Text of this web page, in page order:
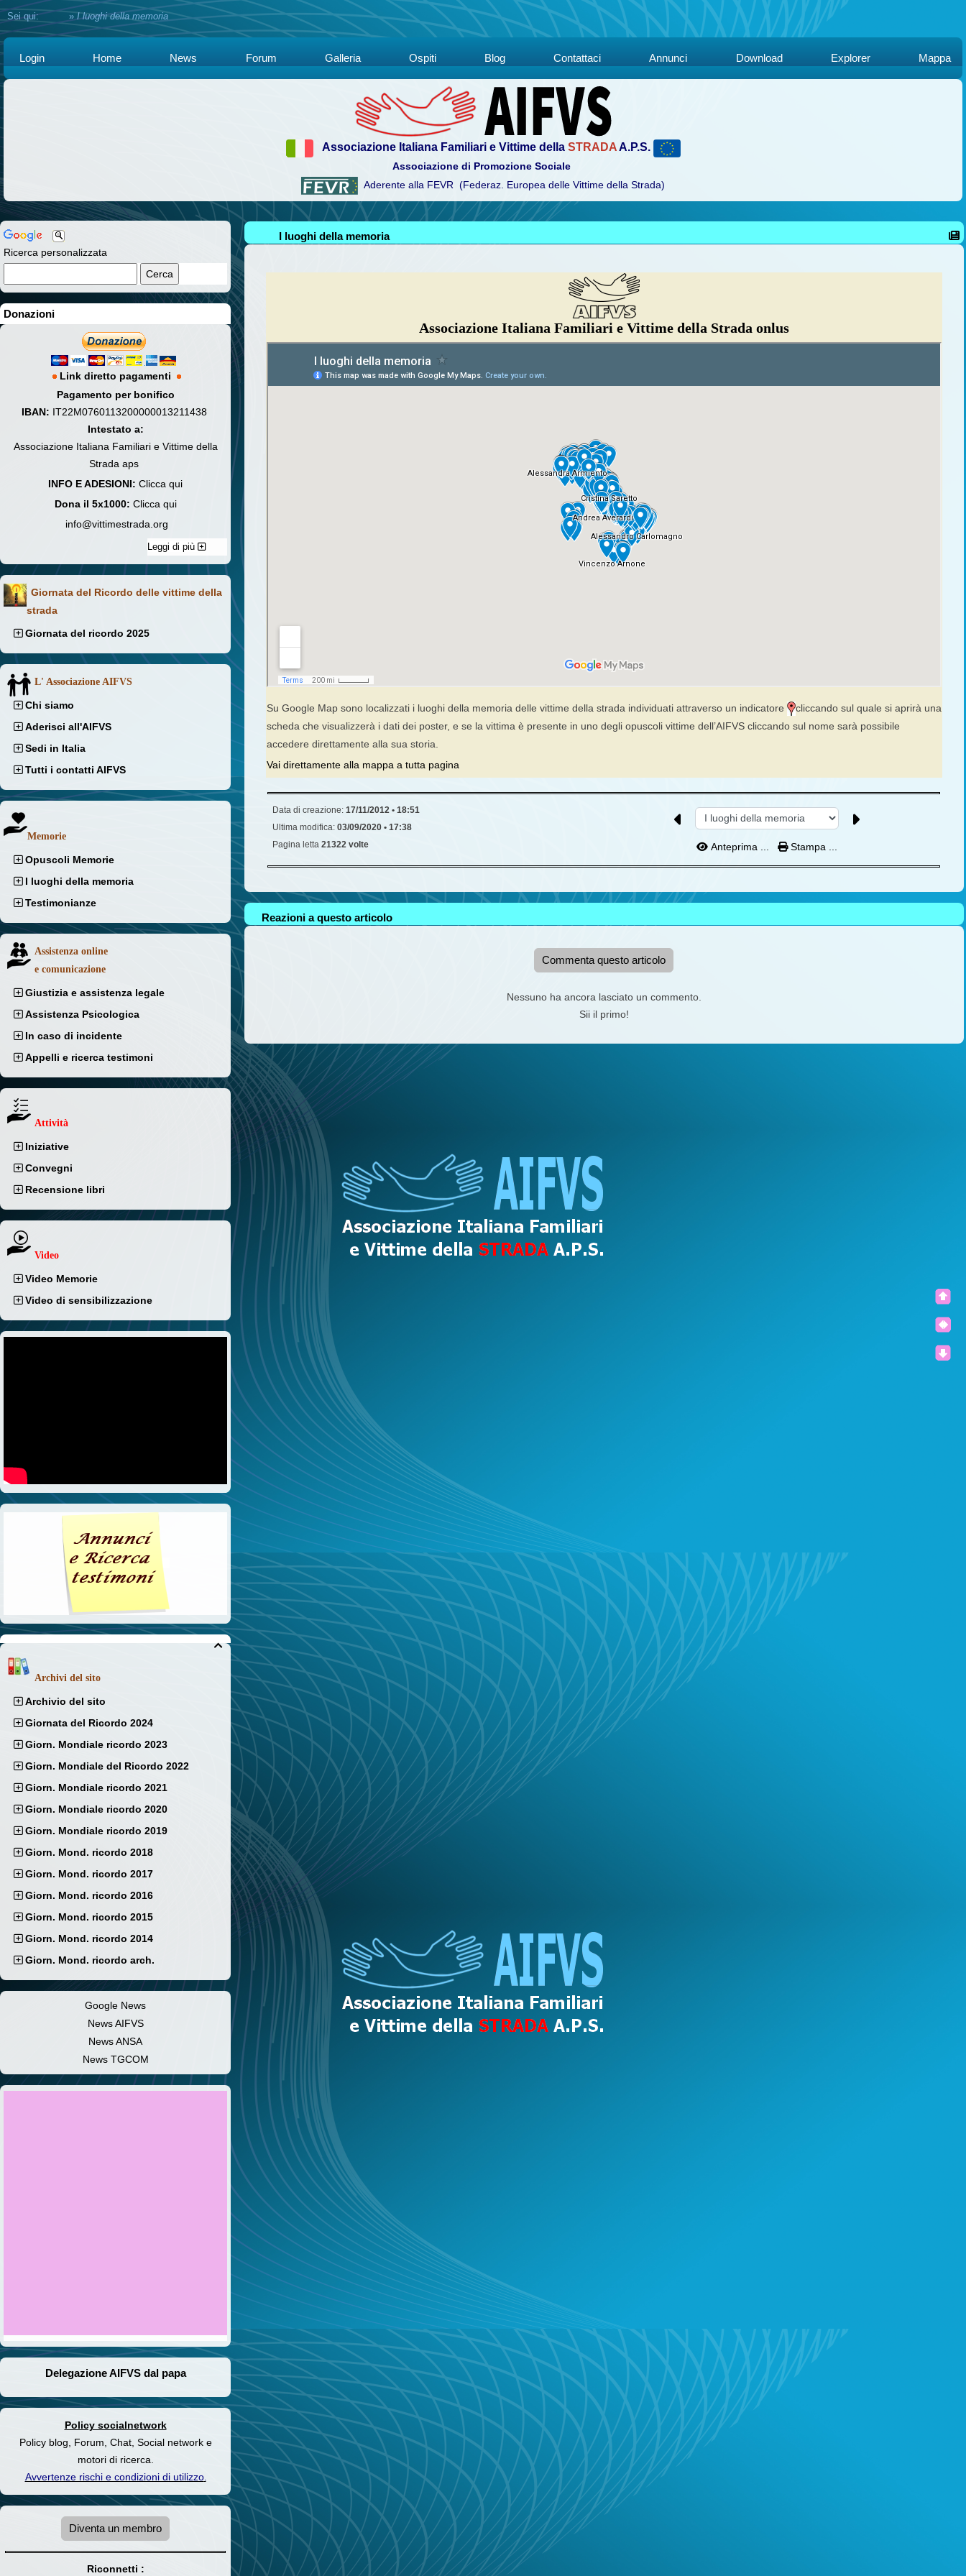
Sei qui:Home »I luoghi della memoria
Login Home News Forum Galleria Ospiti Blog Contattaci Annunci Download Explorer Mappa
Associazione Italiana Familiari e Vittime della STRADAA.P.S.
Associazione di Promozione Sociale
Aderente alla FEVR (Federaz. Europea delle Vittime della Strada)
Ricerca personalizzata
Donazioni
Link diretto pagamenti
Pagamento per bonifico
IBAN: IT22M0760113200000013211438
Intestato a:
Associazione Italiana Familiari e Vittime della
Strada aps
INFO E ADESIONI: Clicca qui
Dona il 5x1000: Clicca qui
info@vittimestrada.org
Leggi di più
Giornata del Ricordo delle vittime della
strada
Giornata del ricordo 2025
L' Associazione AIFVS
Chi siamo
Aderisci all'AIFVS
Sedi in Italia
Tutti i contatti AIFVS
Memorie
Opuscoli Memorie
I luoghi della memoria
Testimonianze
Assistenza online
e comunicazione
Giustizia e assistenza legale
Assistenza Psicologica
In caso di incidente
Appelli e ricerca testimoni
Attività
Iniziative
Convegni
Recensione libri
Video
Video Memorie
Video di sensibilizzazione

Archivi del sito
Archivio del sito
Giornata del Ricordo 2024
Giorn. Mondiale ricordo 2023
Giorn. Mondiale del Ricordo 2022
Giorn. Mondiale ricordo 2021
Giorn. Mondiale ricordo 2020
Giorn. Mondiale ricordo 2019
Giorn. Mond. ricordo 2018
Giorn. Mond. ricordo 2017
Giorn. Mond. ricordo 2016
Giorn. Mond. ricordo 2015
Giorn. Mond. ricordo 2014
Giorn. Mond. ricordo arch.
Google News
News AIFVS
News ANSA
News TGCOM
Delegazione AIFVS dal papa
Policy socialnetwork
Policy blog, Forum, Chat, Social network e
motori di ricerca.
Avvertenze rischi e condizioni di utilizzo.
Diventa un membro
Riconnetti :
I luoghi della memoria
Associazione Italiana Familiari e Vittime della Strada onlus
Su Google Map sono localizzati i luoghi della memoria delle vittime della strada individuati attraverso un indicatore
cliccando sul quale si aprirà una
scheda che visualizzerà i dati dei poster, e se la vittima è presente in uno degli opuscoli vittime dell’AIFVS cliccando sul nome sarà possibile
accedere direttamente alla sua storia.
Vai direttamente alla mappa a tutta pagina
Data di creazione: 17/11/2012 • 18:51
Ultima modifica: 03/09/2020 • 17:38
Pagina letta 21322 volte Anteprima ... Stampa ...
Reazioni a questo articolo
Commenta questo articolo
Nessuno ha ancora lasciato un commento.
Sii il primo!